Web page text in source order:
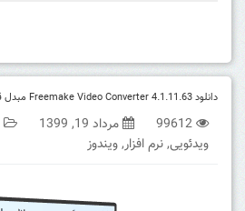
دانلود Freemake Video Converter 4.1.11.63 مبدل قدرتمند ویدئویی
99612 مرداد 19, 1399
ویدئویی,نرم افزار,ویندوز